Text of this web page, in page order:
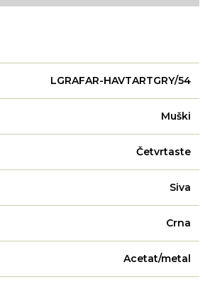
LGRAFAR-HAVTARTGRY/54
Muški
Četvrtaste
Siva
Crna
Acetat/metal